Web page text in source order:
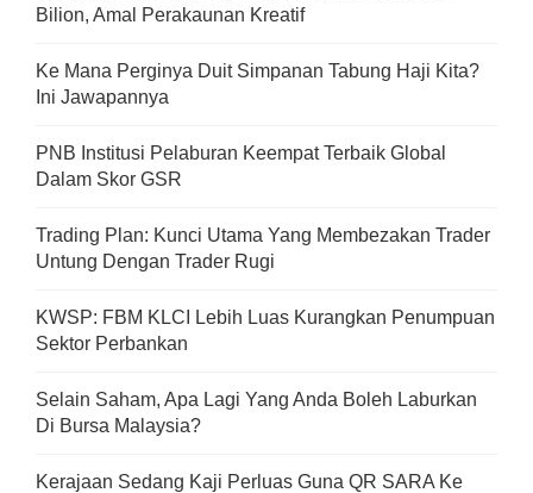
Bilion, Amal Perakaunan Kreatif
Ke Mana Perginya Duit Simpanan Tabung Haji Kita?
Ini Jawapannya
PNB Institusi Pelaburan Keempat Terbaik Global
Dalam Skor GSR
Trading Plan: Kunci Utama Yang Membezakan Trader
Untung Dengan Trader Rugi
KWSP: FBM KLCI Lebih Luas Kurangkan Penumpuan
Sektor Perbankan
Selain Saham, Apa Lagi Yang Anda Boleh Laburkan
Di Bursa Malaysia?
Kerajaan Sedang Kaji Perluas Guna QR SARA Ke